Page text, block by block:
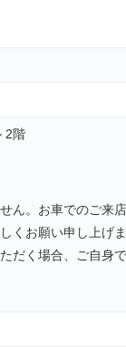
2階
ん。お車でのご来
くお願い申し上げま
く場合、ご自身